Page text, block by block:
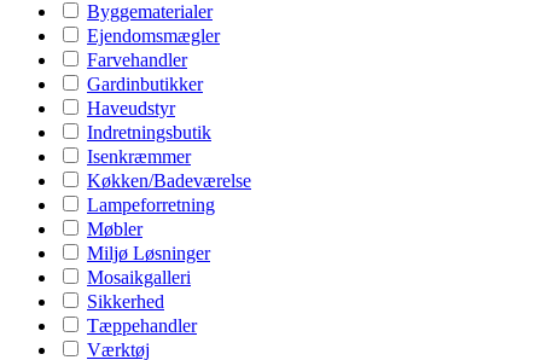
Byggematerialer
Ejendomsmægler
Farvehandler
Gardinbutikker
Haveudstyr
Indretningsbutik
Isenkræmmer
Køkken/Badeværelse
Lampeforretning
Møbler
Miljø Løsninger
Mosaikgalleri
Sikkerhed
Tæppehandler
Værktøj